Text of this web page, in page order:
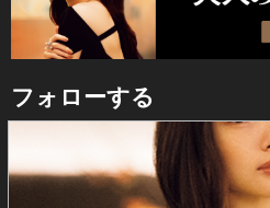
フォローする